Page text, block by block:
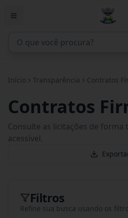
Início Transparência Contratos
Contratos
Consulte as licitações de forma
acessível.
Filtros
Refine sua busca usando os